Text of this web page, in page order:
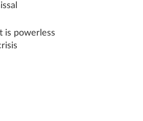
is powerless